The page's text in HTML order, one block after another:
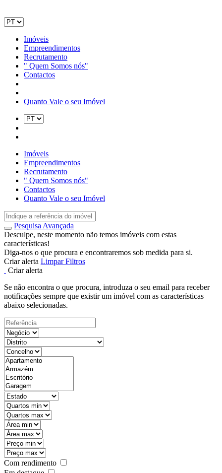
Imóveis
Empreendimentos
Recrutamento
" Quem Somos nós"
Contactos
Quanto Vale o seu Imóvel
Imóveis
Empreendimentos
Recrutamento
" Quem Somos nós"
Contactos
Quanto Vale o seu Imóvel
Pesquisa Avançada
Desculpe, neste momento não temos imóveis com estas
características!
Diga-nos o que procura e encontraremos sob medida para si.
Criar alerta Limpar Filtros
Criar alerta
Se não encontra o que procura, introduza o seu email para receber
notificações sempre que existir um imóvel com as características
abaixo selecionadas.
Com rendimento